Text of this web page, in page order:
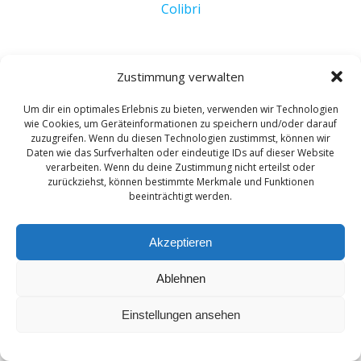
Zustimmung verwalten
Um dir ein optimales Erlebnis zu bieten, verwenden wir Technologien
wie Cookies, um Geräteinformationen zu speichern und/oder darauf
zuzugreifen. Wenn du diesen Technologien zustimmst, können wir
Daten wie das Surfverhalten oder eindeutige IDs auf dieser Website
verarbeiten. Wenn du deine Zustimmung nicht erteilst oder
zurückziehst, können bestimmte Merkmale und Funktionen
beeinträchtigt werden.
Akzeptieren
Ablehnen
Einstellungen ansehen
Colibri
Impressum/ Disclaimer
Datenschutz